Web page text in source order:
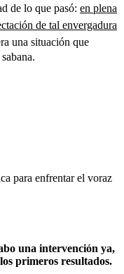
de lo que pasó: en plena
de tal envergadura
una situación que
para enfrentar el voraz
una intervención ya,
primeros resultados.